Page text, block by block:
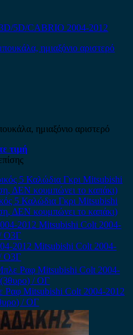
5D/CABRIO 2004-2012
ημιαξόνιο αριστερό
τιμή
5 Καλώδια Γκρι Mitsubishi
ΔΕΝ κουμπώνει το καπάκι)
2012 Mitsubishi Colt 2004-
Ο3Γ
Mitsubishi Colt 2004-2012
/ ΟΓ